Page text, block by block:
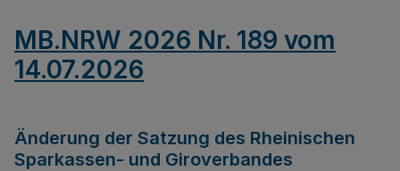
MB.NRW 2026 Nr. 189 vom
14.07.2026
Änderung der Satzung des Rheinischen
Sparkassen- und Giroverbandes